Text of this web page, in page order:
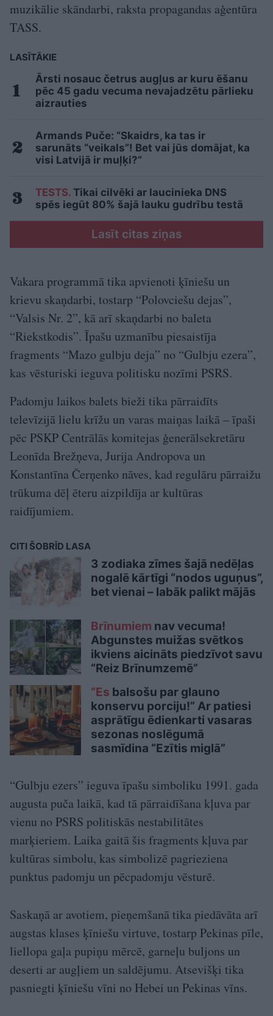
muzikālie skāndarbi, raksta propagandas aģentūra
TASS.
LASĪTĀKIE
Ārsti nosauc četrus augļus ar kuru ēšanu
pēc 45 gadu vecuma nevajadzētu pārlieku
aizrauties
Armands Puče: “Skaidrs, ka tas ir
sarunāts “veikals”! Bet vai jūs domājat, ka
visi Latvijā ir muļķi?”
TESTS. Tikai cilvēki ar laucinieka DNS
spēs iegūt 80% šajā lauku gudrību testā
Lasīt citas ziņas
Vakara programmā tika apvienoti ķīniešu un
krievu skaņdarbi, tostarp “Polovciešu dejas”,
“Valsis Nr. 2”, kā arī skaņdarbi no baleta
“Riekstkodis”. Īpašu uzmanību piesaistīja
fragments “Mazo gulbju deja” no “Gulbju ezera”,
kas vēsturiski ieguva politisku nozīmi PSRS.
Padomju laikos balets bieži tika pārraidīts
televīzijā lielu krīžu un varas maiņas laikā – īpaši
pēc PSKP Centrālās komitejas ģenerālsekretāru
Leonīda Brežņeva, Jurija Andropova un
Konstantīna Čerņenko nāves, kad regulāru pārraižu
trūkuma dēļ ēteru aizpildīja ar kultūras
raidījumiem.
CITI ŠOBRĪD LASA
3 zodiaka zīmes šajā nedēļas
nogalē kārtīgi “nodos uguņus”,
bet vienai – labāk palikt mājās
Brīnumiem nav vecuma!
Abgunstes muižas svētkos
ikviens aicināts piedzīvot savu
“Reiz Brīnumzemē”
“Es balsošu par glauno
konservu porciju!” Ar patiesi
asprātīgu ēdienkarti vasaras
sezonas noslēgumā
sasmīdina “Ezītis miglā”
“Gulbju ezers” ieguva īpašu simboliku 1991. gada
augusta puča laikā, kad tā pārraidīšana kļuva par
vienu no PSRS politiskās nestabilitātes
marķieriem. Laika gaitā šis fragments kļuva par
kultūras simbolu, kas simbolizē pagrieziena
punktus padomju un pēcpadomju vēsturē.
Saskaņā ar avotiem, pieņemšanā tika piedāvāta arī
augstas klases ķīniešu virtuve, tostarp Pekinas pīle,
liellopa gaļa pupiņu mērcē, garneļu buljons un
deserti ar augļiem un saldējumu. Atsevišķi tika
pasniegti ķīniešu vīni no Hebei un Pekinas vīns.